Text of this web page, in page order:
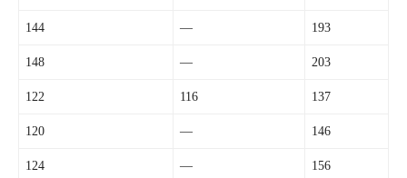
144 — 193
148 — 203
122 116 137
120 — 146
124 — 156